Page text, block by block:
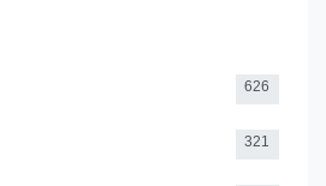
626
321